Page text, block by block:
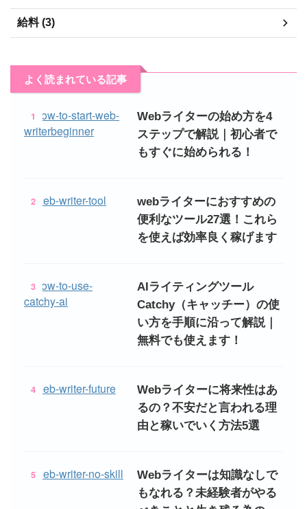
給料 (3)
よく読まれている記事
1
Webライターの始め方を4
ステップで解説｜初心者で
もすぐに始められる！
2
webライターにおすすめの
便利なツール27選！これら
を使えば効率良く稼げます
3
AIライティングツール
Catchy（キャッチー）の使
い方を手順に沿って解説｜
無料でも使えます！
4
Webライターに将来性はあ
るの？不安だと言われる理
由と稼いでいく方法5選
5
Webライターは知識なしで
もなれる？未経験者がやる